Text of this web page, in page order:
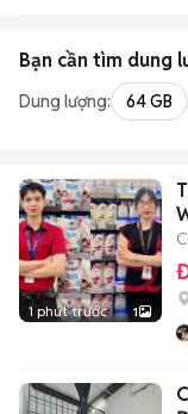
Bạn cần tìm dung
Dung lượng: 64 GB
1 phút trước 1